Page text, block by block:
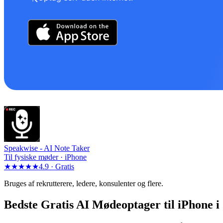
Speakwise - AI Note Taker
Til fysiske møder · iPhone
★★★★★4.9 · Gratis
Bruges af rekrutterere, ledere, konsulenter og flere.
Bedste Gratis AI Mødeoptager til iPhone i